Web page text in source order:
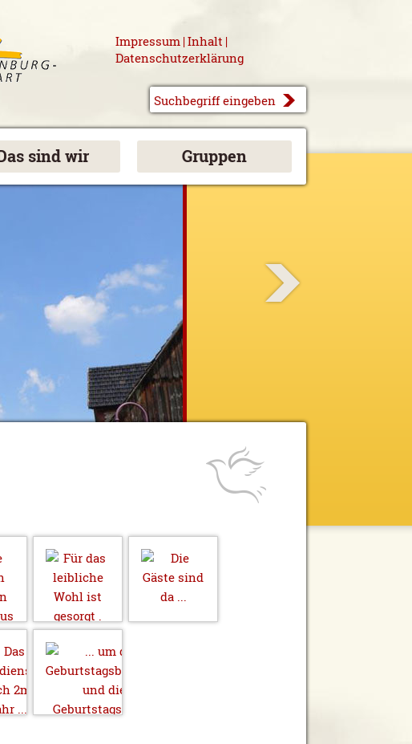
Impressum |Inhalt |
Datenschutzerklärung
sind wir Gruppen